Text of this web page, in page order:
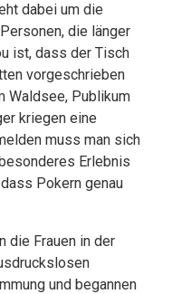
dabei um die
die länger
ist, dass der Tisch
vorgeschrieben
Waldsee, Publikum
kriegen eine
muss man sich
Erlebnis
Pokern genau
die Frauen in der
und begannen